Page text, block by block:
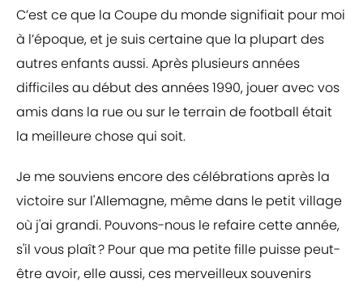
C’est ce que la Coupe du monde signifiait pour moi
à l’époque, et je suis certaine que la plupart des
autres enfants aussi. Après plusieurs années
difficiles au début des années 1990, jouer avec vos
amis dans la rue ou sur le terrain de football était
la meilleure chose qui soit.
Je me souviens encore des célébrations après la
victoire sur l'Allemagne, même dans le petit village
où j'ai grandi. Pouvons-nous le refaire cette année,
s'il vous plaît ? Pour que ma petite fille puisse peut-
être avoir, elle aussi, ces merveilleux souvenirs